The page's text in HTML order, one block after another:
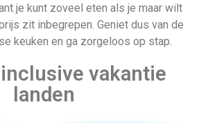
je kunt zoveel eten als je maar wilt
zit inbegrepen. Geniet dus van de
keuken en ga zorgeloos op stap.
vakantie
landen